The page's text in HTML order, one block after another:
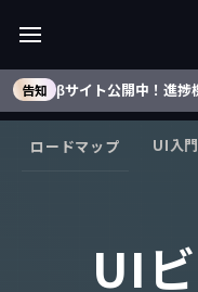
告知 βサイト公開中！進捗
ロードマップ UI入門
UI